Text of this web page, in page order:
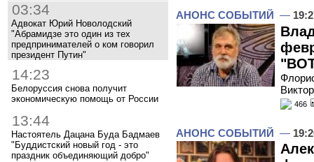
03:34
Адвокат Юрий Новолодский
"Абрамидзе это один из тех
предпринимателей о ком говорил
президент Путин"
14:23
Белоруссия снова получит
экономическую помощь от России
13:44
Настоятель Дацана Буда Бадмаев
"Буддистский новый год - это
праздник объединяющий добро"
АНОНС СОБЫТИЙ —
466
АНОНС СОБЫТИЙ —